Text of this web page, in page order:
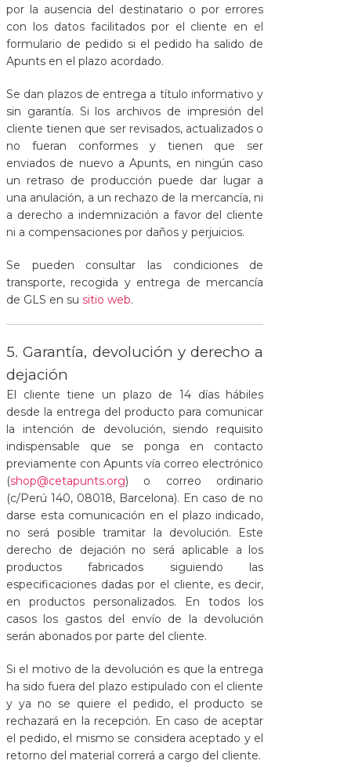
por la ausencia del destinatario o por errores
con los datos facilitados por el cliente en el
formulario de pedido si el pedido ha salido de
Apunts en el plazo acordado.
Se dan plazos de entrega a título informativo y
sin garantía. Si los archivos de impresión del
cliente tienen que ser revisados, actualizados o
no fueran conformes y tienen que ser
enviados de nuevo a Apunts, en ningún caso
un retraso de producción puede dar lugar a
una anulación, a un rechazo de la mercancía, ni
a derecho a indemnización a favor del cliente
ni a compensaciones por daños y perjuicios.
Se pueden consultar las condiciones de
transporte, recogida y entrega de mercancía
de GLS en su sitio web.
5. Garantía, devolución y derecho a
dejación
El cliente tiene un plazo de 14 días hábiles
desde la entrega del producto para comunicar
la intención de devolución, siendo requisito
indispensable que se ponga en contacto
previamente con Apunts vía correo electrónico
(shop@cetapunts.org) o correo ordinario
(c/Perú 140, 08018, Barcelona). En caso de no
darse esta comunicación en el plazo indicado,
no será posible tramitar la devolución. Este
derecho de dejación no será aplicable a los
productos fabricados siguiendo las
especificaciones dadas por el cliente, es decir,
en productos personalizados. En todos los
casos los gastos del envío de la devolución
serán abonados por parte del cliente.
Si el motivo de la devolución es que la entrega
ha sido fuera del plazo estipulado con el cliente
y ya no se quiere el pedido, el producto se
rechazará en la recepción. En caso de aceptar
el pedido, el mismo se considera aceptado y el
retorno del material correrá a cargo del cliente.